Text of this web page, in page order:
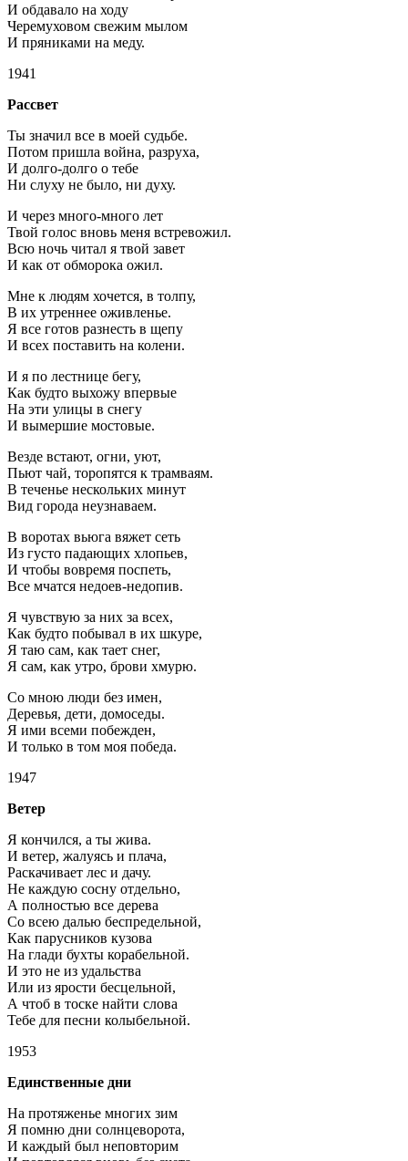
И обдавало на ходу
Черемуховом свежим мылом
И пряниками на меду.
1941
Рассвет
Ты значил все в моей судьбе.
Потом пришла война, разруха,
И долго-долго о тебе
Ни слуху не было, ни духу.
И через много-много лет
Твой голос вновь меня встревожил.
Всю ночь читал я твой завет
И как от обморока ожил.
Мне к людям хочется, в толпу,
B их утреннее оживленье.
Я все готов разнесть в щепу
И всех поставить на колени.
И я по лестнице бегу,
Как будто выхожу впервые
На эти улицы в снегу
И вымершие мостовые.
Везде встают, огни, уют,
Пьют чай, торопятся к трамваям.
В теченье нескольких минут
Вид города неузнаваем.
В воротах вьюга вяжет сеть
Из густо падающих хлопьев,
И чтобы вовремя поспеть,
Все мчатся недоев-недопив.
Я чувствую за них за всех,
Как будто побывал в их шкуре,
Я таю сам, как тает снег,
Я сам, как утро, брови хмурю.
Со мною люди без имен,
Деревья, дети, домоседы.
Я ими всеми побежден,
И только в том моя победа.
1947
Ветер
Я кончился, а ты жива.
И ветер, жалуясь и плача,
Раскачивает лес и дачу.
Не каждую сосну отдельно,
А полностью все дерева
Со всею далью беспредельной,
Как парусников кузова
На глади бухты корабельной.
И это не из удальства
Или из ярости бесцельной,
А чтоб в тоске найти слова
Тебе для песни колыбельной.
1953
Единственные дни
На протяженье многих зим
Я помню дни солнцеворота,
И каждый был неповторим